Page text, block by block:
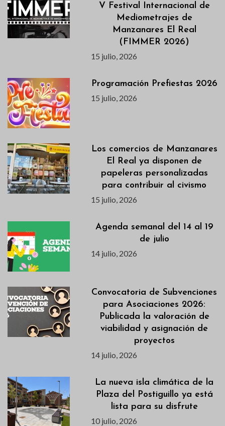
V Festival Internacional de
Mediometrajes de
Manzanares El Real
(FIMMER 2026)
15 julio, 2026
Programación Prefiestas 2026
15 julio, 2026
Los comercios de Manzanares
El Real ya disponen de
papeleras personalizadas
para contribuir al civismo
15 julio, 2026
Agenda semanal del 14 al 19
de julio
14 julio, 2026
Convocatoria de Subvenciones
para Asociaciones 2026:
Publicada la valoración de
viabilidad y asignación de
proyectos
14 julio, 2026
La nueva isla climática de la
Plaza del Postiguillo ya está
lista para su disfrute
10 julio, 2026